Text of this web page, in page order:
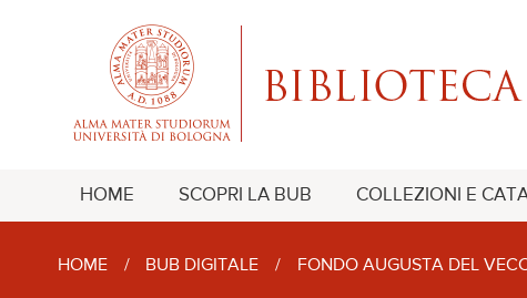
HOME SCOPRI LA BUB COLLEZIONI E
HOME / BUB DIGITALE / FONDO AUGUSTA DEL